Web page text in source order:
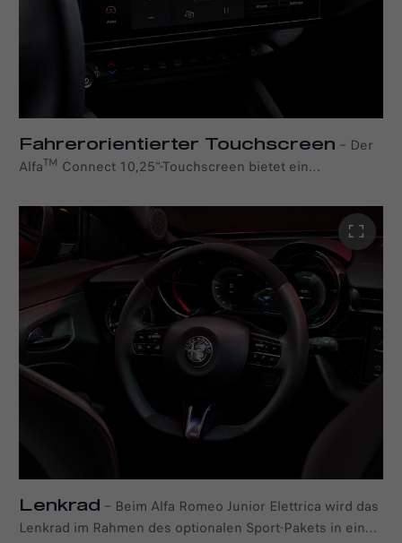
Fahrerorientierter Touchscreen – Der
AlfaTM Connect 10,25“-Touchscreen bietet ein
hochmoderne Display lässt sich ganz individuell an Ihre
Vorlieben anpassen. Für optimale Lesbarkeit und
Interaktion ist es um 11 Grad zum Fahrer hin
ausgerichtet.
Lenkrad – Beim Alfa Romeo Junior Elettrica wird das
Lenkrad im Rahmen des optionalen Sport-Pakets in einer